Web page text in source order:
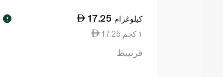
17.25 كيلوغرام !
17.25 ١ كجم
قرنبيط